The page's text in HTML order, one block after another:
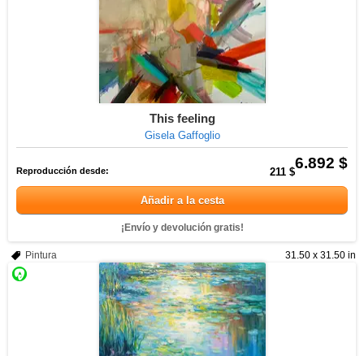
This feeling
Gisela Gaffoglio
6.892 $
Reproducción desde: 211 $
Añadir a la cesta
¡Envío y devolución gratis!
31.50 x 31.50 in
Pintura